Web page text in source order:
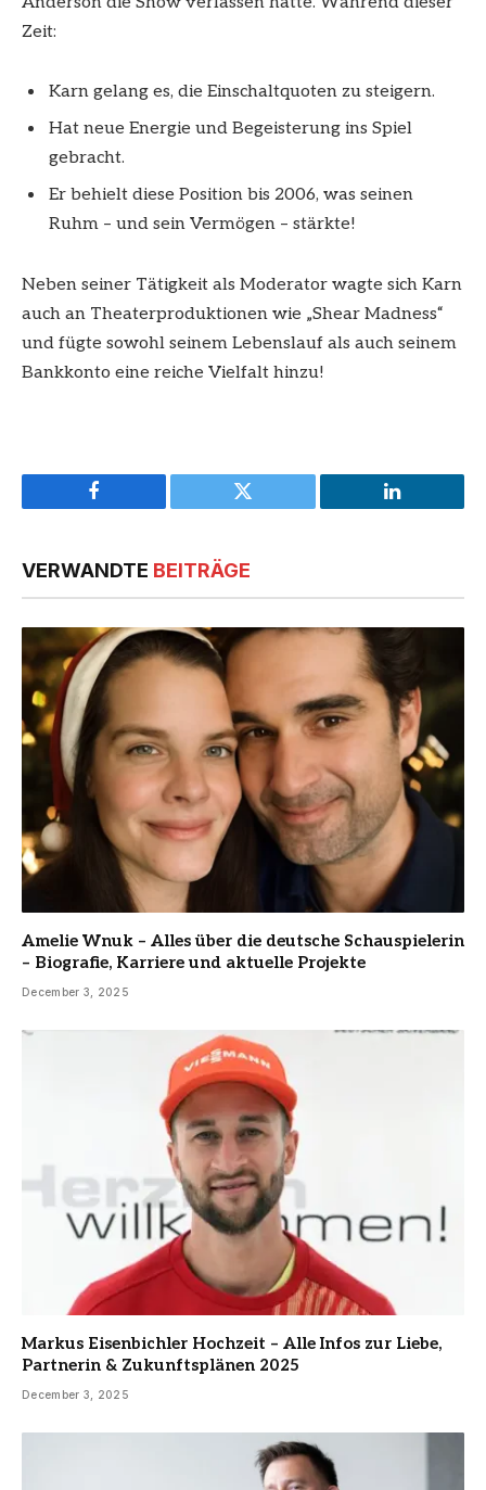
Zeit:
Karn gelang es, die Einschaltquoten zu steigern.
Hat neue Energie und Begeisterung ins Spiel
gebracht.
Er behielt diese Position bis 2006, was seinen
Ruhm – und sein Vermögen – stärkte!
Neben seiner Tätigkeit als Moderator wagte sich Karn
auch an Theaterproduktionen wie „Shear Madness“
und fügte sowohl seinem Lebenslauf als auch seinem
Bankkonto eine reiche Vielfalt hinzu!
Facebook Twitter LinkedIn
VERWANDTE BEITRÄGE
Amelie Wnuk – Alles über die deutsche Schauspielerin
– Biografie, Karriere und aktuelle Projekte
December 3, 2025
Markus Eisenbichler Hochzeit – Alle Infos zur Liebe,
Partnerin & Zukunftsplänen 2025
December 3, 2025